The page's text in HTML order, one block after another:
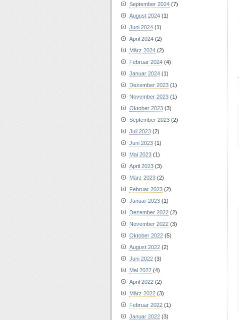
September 2024 (7)
August 2024 (1)
Juni 2024 (1)
April 2024 (2)
März 2024 (2)
Februar 2024 (4)
Januar 2024 (1)
Dezember 2023 (1)
November 2023 (1)
Oktober 2023 (3)
September 2023 (2)
Juli 2023 (2)
Juni 2023 (1)
Mai 2023 (1)
April 2023 (3)
März 2023 (2)
Februar 2023 (2)
Januar 2023 (1)
Dezember 2022 (2)
November 2022 (3)
Oktober 2022 (5)
August 2022 (2)
Juni 2022 (3)
Mai 2022 (4)
April 2022 (2)
März 2022 (3)
Februar 2022 (1)
Januar 2022 (3)